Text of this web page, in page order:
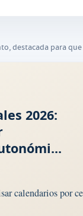
destacada para